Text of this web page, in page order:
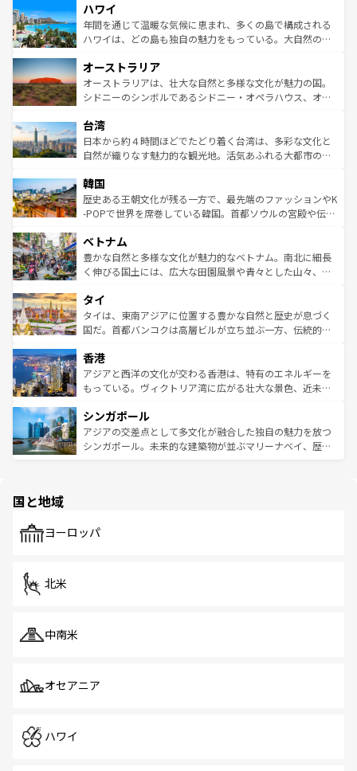
ば市内交通費無料で観光を楽しむこともできる。 なお、新
着のスイス情報はコンテンツ一覧 を参照してほしい。
のような巨大都市は、観光、ショッピング、エンターテイ
ンメントが詰まった刺激的なスポットだ。一方、アメリカ
西部には大自然が広がり、グランドキャニオンやイエロー
部のニューオーリンズでは、音楽と美食が融合した独特の
文化が魅力。旅行者はアメリカの各地域で異なる魅力を楽
しみながら、その多様性と豊かな歴史を感じることができ
ならではの贅沢な旅のスタイルだ。 なお、新着のアメリカ
情報はコンテンツ一覧を参照してほしい。
ハワイ
年間を通じて温暖な気候に恵まれ、多くの島で構成される
ハワイは、どの島も独自の魅力をもっている。大自然の神
ワイ島は見逃せない。また、定番の観光地といえばオアフ
島だが、静かな自然を求めるならマウイ島やカウアイ島が
おすすめ。エメラルドグリーンに輝く海をはじめ、豊かな
れるおもてなしの心で訪れる人々を迎えてくれるハワイの
人々、おいしいローカルフードやハワイアンミュージッ
ク、伝統的なフラダンスなど、すべてがハワイの魅力を彩
ワイを、存分に味わってほしい。 なお、新着のハワイ情報
はコンテンツ一覧を参照してほしい。
オーストラリア
オーストラリアは、壮大な自然と多様な文化が魅力の国。
シドニーのシンボルであるシドニー・オペラハウス、オー
リアリーフや大陸中央部にそびえるウルル（エアーズロッ
ク）、タスマニアの美しい原生林やケアンズの熱帯雨林な
ど、見どころがたくさん。また、カフェやワイン、オージ
いる。アクティビティも充実しており、サーフィンやダイ
ビング、ハイキングなど、アウトドア好きにはたまらな
い。オーストラリアの多彩な魅力を存分に味わいつくそ
参照してほしい。
台湾
日本から約４時間ほどでたどり着く台湾は、多彩な文化と
自然が織りなす魅力的な観光地。活気あふれる大都市の台
ン）、静ひつな山岳地帯である台湾東部など、都市の喧騒
と山間の静けさが共存しており、訪れる人に新しい発見と
驚きをもたらしてくれる。また、奥深い台湾の食文化も魅
容にもいいと評判のスイーツなど、バラエティ豊かな料理
が味わえる。 なお、新着の台湾情報は コンテンツ一覧を参
照してほしい。
韓国
歴史ある王朝文化が残る一方で、最先端のファッションやK
-POPで世界を席巻している韓国。首都ソウルの宮殿や伝統
き、地方に足を延ばせば四季折々の自然美を楽しむことが
できる。そして、キムチや焼肉、絶品のストリートフード
まで、さまざまな韓国料理が待っている。夜には、韓国な
リティに包まれながら、韓国の多彩な魅力を心ゆくまで味
わってみてほしい。 なお、新着の韓国情報はコンテンツ一
覧を参照してほしい。
ベトナム
豊かな自然と多様な文化が魅力的なベトナム。南北に細長
く伸びる国土には、広大な田園風景や青々とした山々、世
急速な発展と共に伝統が息づく。ハノイの古い町並みやホ
ーチミン市のフランス統治時代の建物も、独特の雰囲気を
醸し出している。また、バラエティの豊かさとおいしさで
とつ。フォーやバインミー、ベトナムコーヒーなどは、ぜ
ひ現地で味わいたい。どの地域を訪れてもあたたかい人々
が旅行者を迎えてくれるので、きっと忘れられない旅にな
参照してほしい。
タイ
タイは、東南アジアに位置する豊かな自然と歴史が息づく
国だ。首都バンコクは高層ビルが立ち並ぶ一方、伝統的な
の活気が交差している。北部ではチェンマイなどの山岳地
帯で自然と触れ合い、南部ではプーケットやクラビの美し
いビーチでリゾート気分を楽しむことができる。タイ料理
激する。気候は一年中温暖で、どの季節にも異なる楽しみ
が待っている。親しみやすいタイの人々、仏教を中心とし
た文化、そして多様な観光資源が、訪れる旅人を魅了し続
香港
アジアと西洋の文化が交わる香港は、特有のエネルギーを
もっている。ヴィクトリア湾に広がる壮大な景色、近未来
み、どこを訪れても感動するはず。観光スポットが密集し
ており、効率よく見どころを回れるのも魅力。息をのむよ
うな絶景から文化的な体験まで、香港を存分に楽しみ尽く
シンガポール
アジアの交差点として多文化が融合した独自の魅力を放つ
シンガポール。未来的な建築物が並ぶマリーナベイ、歴史
で、ホーカーズは地元の風情を楽しめる外せないスポット
国と地域
ヨーロッパ
北米
中南米
オセアニア
ハワイ